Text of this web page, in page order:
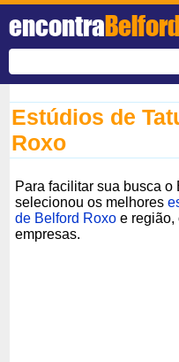
encontra
Estúdios de
Roxo
Para facilitar sua busca
selecionou os melhores
de Belford Roxo e região,
empresas.